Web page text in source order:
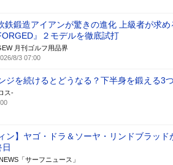
鉄鍛造アイアンが驚きの進化 上級者が求
』２モデルを徹底試打
月刊ゴルフ用品界
8/3 07:00
ジを続けるとどうなる？下半身を鍛える3
ス-
ン】ヤゴ・ドラ＆ソーヤ・リンドブラッ
「サーフニュース」